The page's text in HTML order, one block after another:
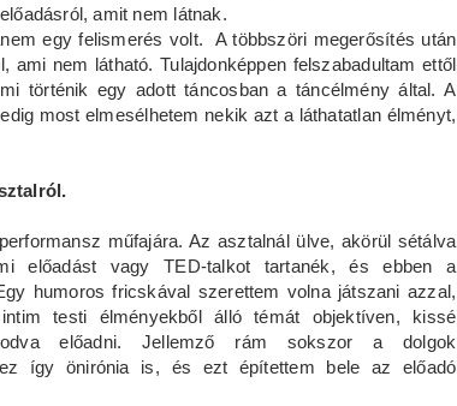
amit nem látnak.
egy felismerés volt. A többszöri megerősítés után
nem látható. Tulajdonképpen felszabadultam ettől
történik egy adott táncosban a táncélmény által. A
most elmesélhetem nekik azt a láthatatlan élményt,
műfajára. Az asztalnál ülve, akörül sétálva
előadást vagy TED-talkot tartanék, és ebben a
humoros fricskával szerettem volna játszani azzal,
testi élményekből álló témát objektíven, kissé
előadni. Jellemző rám sokszor a dolgok
ez így önirónia is, és ezt építettem bele az előadó